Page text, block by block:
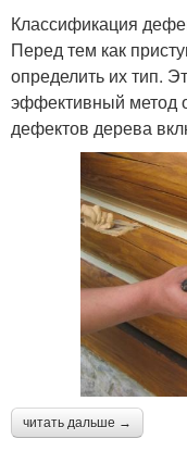
Классификация
Перед тем как
определить их тип.
эффективный метод
дефектов дерева
читать дальше →